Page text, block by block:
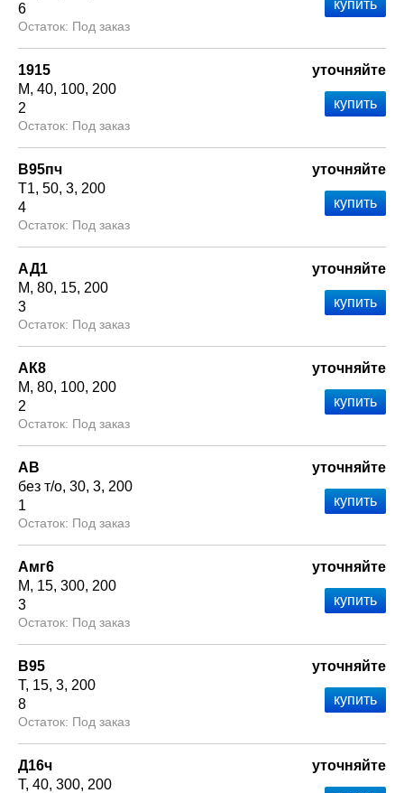
6
Под заказ
1915
М 40 100 200
2
Под заказ
уточняйте
В95пч
Т1 50 3 200
4
Под заказ
уточняйте
АД1
М 80 15 200
3
Под заказ
уточняйте
АК8
М 80 100 200
2
Под заказ
уточняйте
АВ
без т/о 30 3 200
1
Под заказ
уточняйте
Амг6
М
15 300 200
3
Под заказ
уточняйте
В95
Т 15 3 200
8
Под заказ
уточняйте
Д16ч
Т 40 300 200
уточняйте